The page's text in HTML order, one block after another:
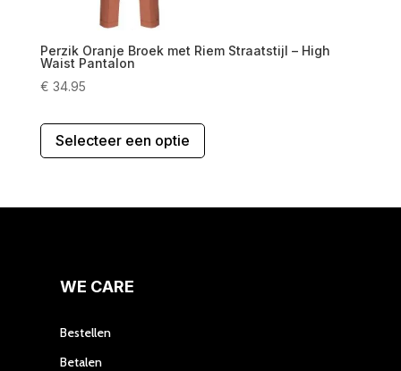
Perzik Oranje Broek met Riem Straatstijl – High
Waist Pantalon
€ 34.95
Selecteer een optie
heeft
WE CARE
Bestellen
Betalen